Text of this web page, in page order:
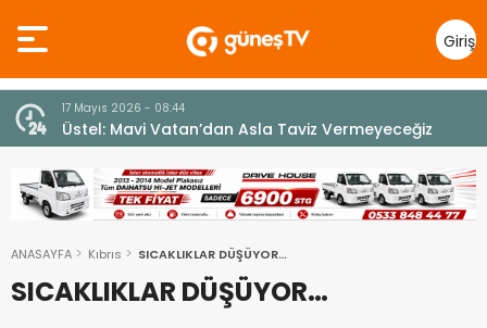
Giriş
Yap
7 Ağustos 2026 - 12:36
ÜSTEL: “ERENKÖY RUHU SONSUZA DEK YAŞAYACAK”
ANASAYFA Kıbrıs SICAKLIKLAR DÜŞÜYOR…
SICAKLIKLAR DÜŞÜYOR…